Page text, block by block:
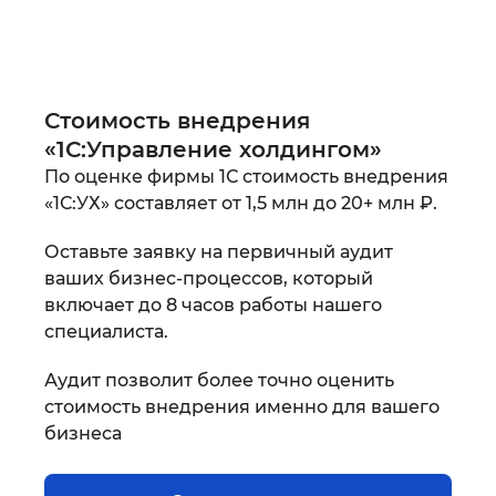
Документы на выходе проекта
Итоги этапа внедрения
Документы на выходе проекта
Особенности этапа
Документы на выходе проекта
Стоимость внедрения
«1С:Управление холдингом»
По оценке фирмы 1С стоимость внедрения
«1С:УХ» составляет от 1,5 млн до 20+ млн ₽.
Оставьте заявку на первичный аудит
ваших бизнес-процессов, который
включает до 8 часов работы нашего
специалиста.
Аудит позволит более точно оценить
стоимость внедрения именно для вашего
бизнеса